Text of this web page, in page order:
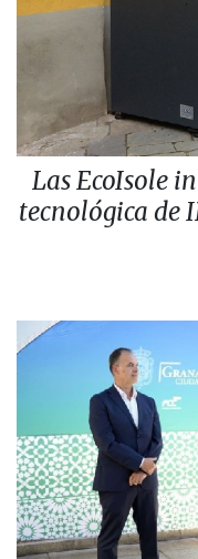
Las EcoIsole
tecnológica de